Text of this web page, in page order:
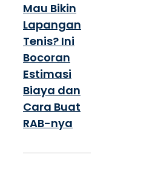
Mau Bikin
Lapangan
Tenis? Ini
Bocoran
Estimasi
Biaya dan
Cara Buat
RAB-nya